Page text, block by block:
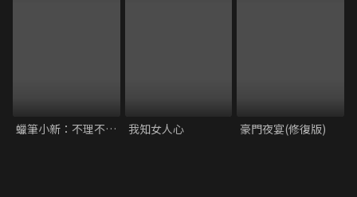
蠟筆小新：不理不理王國的秘寶 我知女人心 豪門夜宴(修復版)